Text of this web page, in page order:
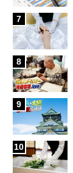
7
8
9
10